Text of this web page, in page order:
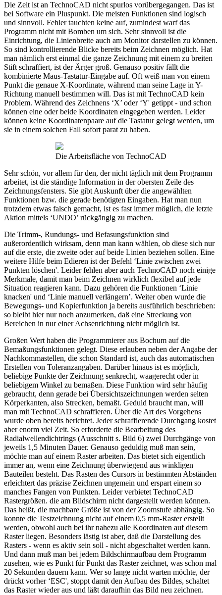
Die Zeit ist an TechnoCAD nicht spurlos vorübergegangen. Das ist
bei Software ein Pluspunkt. Die meisten Funktionen sind logisch
und sinnvoll. Fehler tauchten keine auf, zumindest warf das
Programm nicht mit Bomben um sich. Sehr sinnvoll ist die
Einrichtung, die Linienbreite auch am Monitor darstellen zu können.
So sind kontrollierende Blicke bereits beim Zeichnen möglich. Hat
man nämlich erst einmal die ganze Zeichnung mit einem zu breiten
Stift schraffiert, ist der Ärger groß. Genauso positiv fällt die
kombinierte Maus-Tastatur-Eingabe auf. Oft weiß man von einem
Punkt die genaue X-Koordinate, während man seine Lage in Y-
Richtung manuell bestimmen will. Das ist mit TechnoCAD kein
Problem. Während des Zeichnens ‘X’ oder ‘Y' getippt - und schon
können eine oder beide Koordinaten eingegeben werden. Leider
können keine Koordinatenpaare auf die Tastatur gelegt werden, um
sie in einem solchen Fall sofort parat zu haben.
Die Arbeitsfläche von TechnoCAD
Sehr schön, vor allem für den, der nicht täglich mit dem Programm
arbeitet, ist die ständige Information in der obersten Zeile des
Zeichnungsfensters. Sie gibt Auskunft über die angewählten
Funktionen bzw. die gerade benötigten Eingaben. Hat man nun
trotzdem etwas falsch gemacht, ist es fast immer möglich, die letzte
Aktion mittels ‘UNDO’ rückgängig zu machen.
Die Trimm-, Rundungs- und Befasungsfunktion sind
außerordentlich wirksam, denn man kann wählen, ob diese sich nur
auf die erste, die zweite oder auf beide Linien beziehen sollen. Eine
weitere Hilfe beim Edieren ist der Befehl ‘Linie zwischen zwei
Punkten löschen'. Leider fehlen aber auch TechnoCAD noch einige
Merkmale, damit man beim Zeichnen wirklich flexibel auf jede
Situation reagieren kann. Dazu gehören die Funktionen ‘Linie
knacken' und ‘Linie manuell verlängern’. Weiter oben wurde die
Bewegungs- und Kopierfunktion ja bereits ausführlich beschrieben:
so bleibt hier nur noch anzumerken, daß eine Streckung von
Bereichen in nur einer Achsenrichtung nicht möglich ist.
Großen Wert haben die Programmierer aus Bochum auf die
Bemaßungsfunktionen gelegt. Diese erlauben neben der Angabe der
Nachkommastellen, die schon Standard ist, auch das automatischen
Erstellen von Toleranzangaben. Darüber hinaus ist es möglich,
beliebige Punkte der Zeichnung senkrecht, waagerecht oder in
beliebigem Winkel zu bemaßen. Diese Funktion wird sehr häufig
gebraucht, denn gerade bei Übersichtszeichnungen werden selten
Körperkanten, also Strecken, bemaßt. Geduld braucht man, will
man mit TechnoCAD schraffieren. Über die Art des Vorgehens
wurde oben bereits berichtet. Jeder schraffierende Durchgang kostet
aber enorm viel Zeit. So erforderte die Bearbeitung des
Radialwellendichtrings (Ausschnitt s. Bild 6) zwei Durchgänge von
jeweils 1,5 Minuten Dauer. Genauso geduldig muß man sein,
möchte man auf einem Raster arbeiten. Das bietet sich eigentlich
immer an, wenn eine Zeichnung überwiegend aus winkligen
Bauteilen besteht. Das Rasten des Cursors in bestimmten Abständen
erleichtert das präzise Zeichnen ungemein und erspart einem so
manches Fangen von Punkten. Leider verbietet TechnoCAD
Rastergrößen. die am Bildschirm nicht dargestellt werden können.
Das heißt, die machbare Größe ist von der Zoomstufe abhängig. So
konnte die Testzeichnung nicht auf einem 0,5 mm-Raster erstellt
werden, obwohl auch bei ihr nahezu alle Koordinaten auf diesem
Raster liegen. Besonders lästig ist aber, daß die Darstellung des
Rasters - wenn es aktiv sein soll - nicht abgeschaltet werden kann.
Und dann muß man bei jedem Bildschirmaufbau dem Programm
zusehen, wie es Punkt für Punkt das Raster zeichnet, was schon mal
20 Sekunden dauern kann. Wer so lange nicht warten möchte, der
drückt vorher ‘ESC', stoppt damit den Aufbau des Bildes, schaltet
das Raster wieder aus und läßt daraufhin das Bild neu zeichnen.